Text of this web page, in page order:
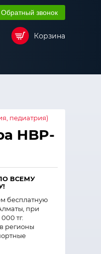
Обратный звонок
Корзина
педиатрия)
HBP-
ВСЕМУ
бесплатную
при
тг.
регионы